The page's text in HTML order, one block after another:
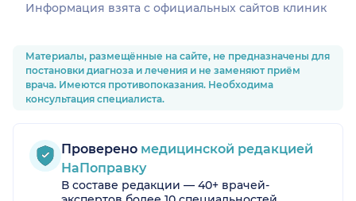
Информация взята c официальных сайтов клиник
Материалы, размещённые на сайте, не предназначены для
постановки диагноза и лечения и не заменяют приём
врача. Имеются противопоказания. Необходима
консультация специалиста.
Проверено медицинской редакцией
НаПоправку
В составе редакции — 40+ врачей-